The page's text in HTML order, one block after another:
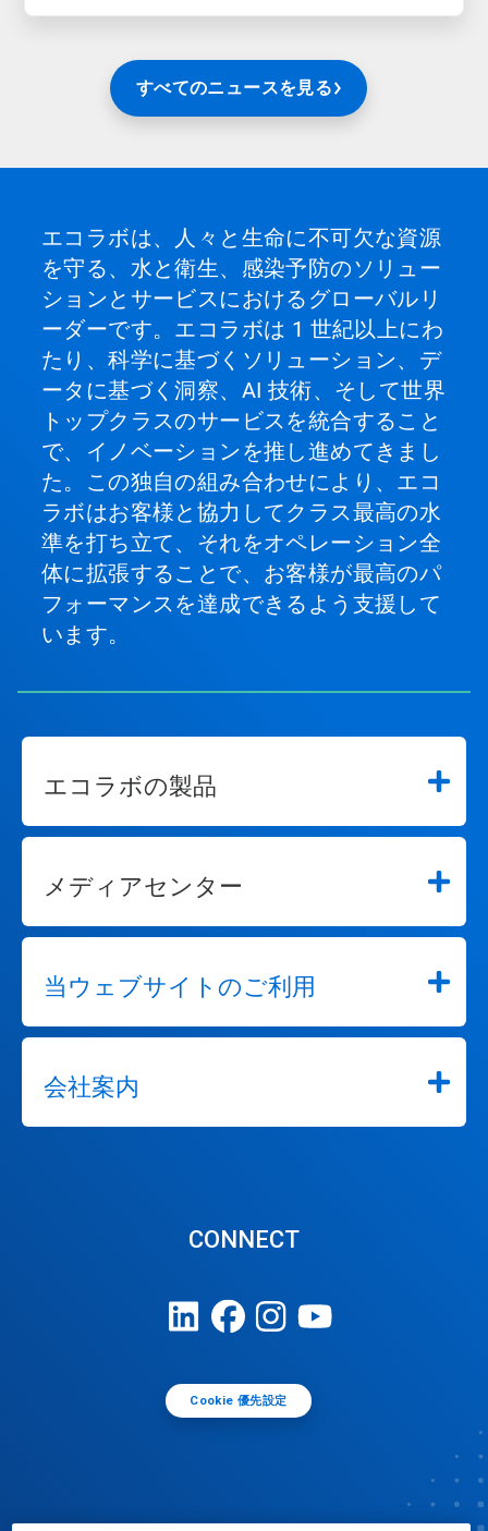
すべてのニュースを見る
エコラボは、人々と生命に不可欠な資源
を守る、水と衛生、感染予防のソリュー
ションとサービスにおけるグローバルリ
ーダーです。エコラボは 1 世紀以上にわ
たり、科学に基づくソリューション、デ
ータに基づく洞察、AI 技術、そして世界
トップクラスのサービスを統合すること
で、イノベーションを推し進めてきまし
た。この独自の組み合わせにより、エコ
ラボはお客様と協力してクラス最高の水
準を打ち立て、それをオペレーション全
体に拡張することで、お客様が最高のパ
フォーマンスを達成できるよう支援して
います。
エコラボの製品
メディアセンター
当ウェブサイトのご利用
会社案内
CONNECT
Cookie 優先設定